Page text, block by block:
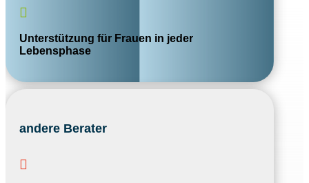

Unterstützung für Frauen in jeder
Lebensphase
andere Berater
